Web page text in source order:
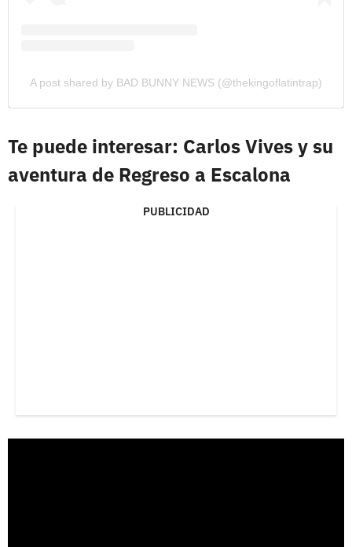
A post shared by BAD BUNNY NEWS (@thekingoflatintrap)
Te puede interesar: Carlos Vives y su
aventura de Regreso a Escalona
PUBLICIDAD